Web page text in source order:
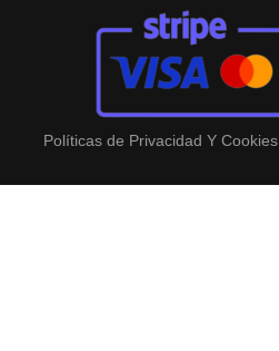
Políticas de Privacidad Y Cookies